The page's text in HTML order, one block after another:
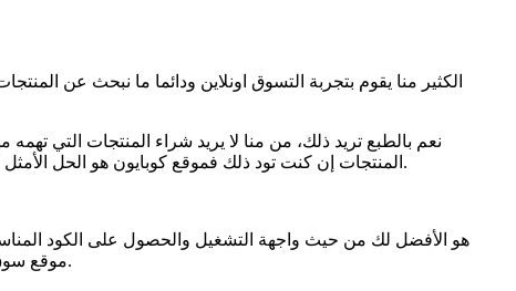
الكثير منا يقوم بتجربة التسوق اونلاين ودائما ما نبحث عن
نعم بالطبع تريد ذلك، من منا لا يريد شراء المنتجات التي
المنتجات إن كنت تود ذلك فموقع كوبايون هو الحل الأمثل لك لتجربة التسوق اون لاين مع الحصول على خصومات حصرية وكبيرة على المنتجات التى تفضلها او حتى منتجات البقالة والسوبر ماركت.
هو الأفضل لك من حيث واجهة التشغيل والحصول على الكود المناسب لكل ماركة ت
موقع سوق والكثير والكثير من المواقهع التى يوفر لها العديد من أكواد الخصم الحصرية التى لن تجدها سوى على موقع كوبايون للخصومات الحصرية.